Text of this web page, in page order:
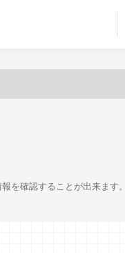
を確認することが出来ます。